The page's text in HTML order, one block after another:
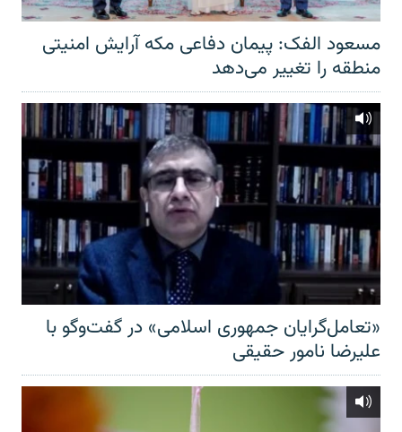
مسعود الفک: پیمان دفاعی مکه آرایش امنیتی
منطقه را تغییر می‌دهد
«تعامل‌گرایان جمهوری اسلامی» در گفت‌وگو با
علیرضا نامور حقیقی